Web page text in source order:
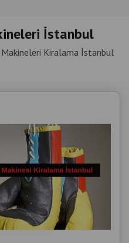
İstanbul
Makineleri Kiralama İstanbul